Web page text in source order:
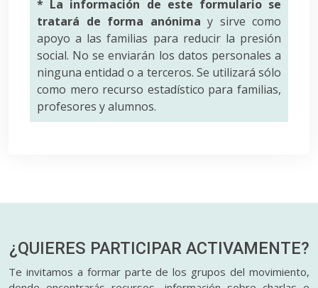
* La información de este formulario se
tratará de forma anónima y sirve como
apoyo a las familias para reducir la presión
social. No se enviarán los datos personales a
ninguna entidad o a terceros. Se utilizará sólo
como mero recurso estadístico para familias,
profesores y alumnos.
¿QUIERES PARTICIPAR ACTIVAMENTE?
Te invitamos a formar parte de los grupos del movimiento,